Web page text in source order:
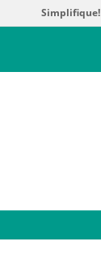
Simplifique!